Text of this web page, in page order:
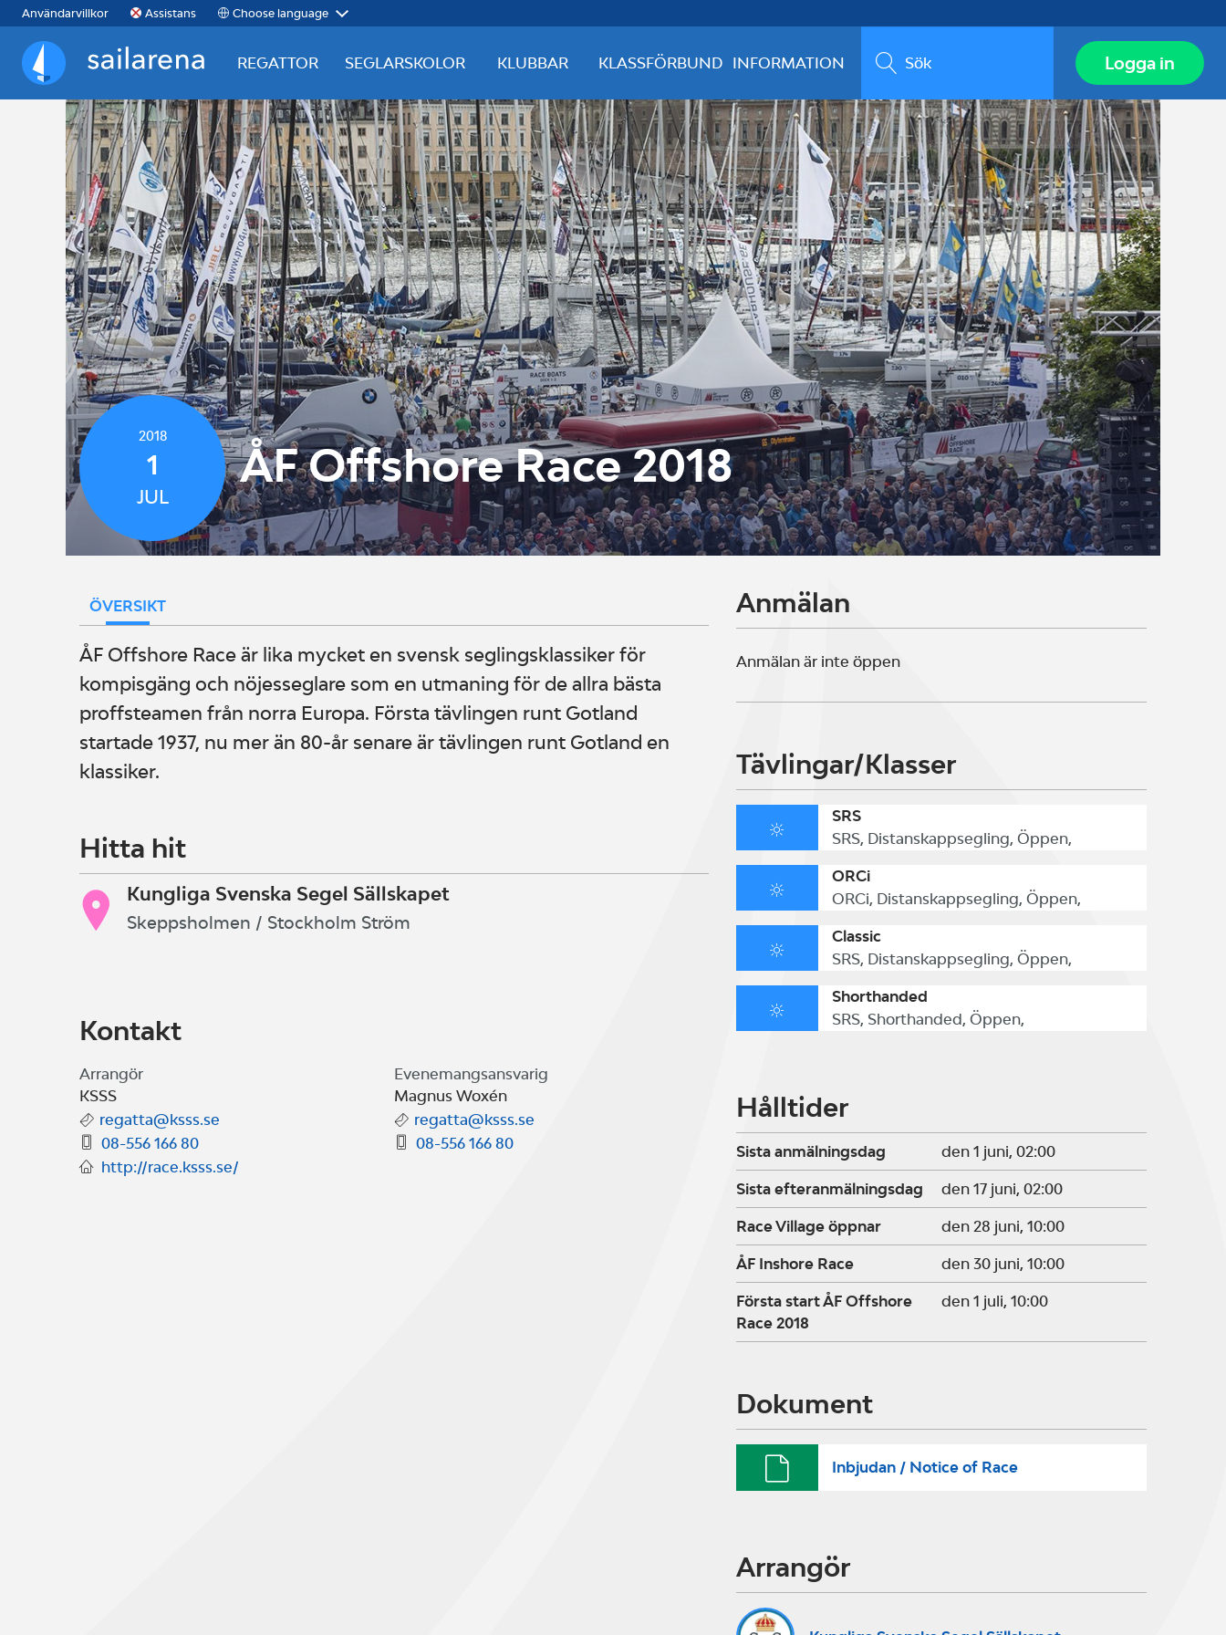
Användarvillkor Assistans Choose language
Sailarena
REGATTOR SEGLARSKOLOR KLUBBAR KLASSFÖRBUND INFORMATION Sök Logga in
2018
1
JUL
ÅF Offshore Race 2018
ÖVERSIKT
ÅF Offshore Race är lika mycket en svensk seglingsklassiker för
kompisgäng och nöjesseglare som en utmaning för de allra bästa
proffsteamen från norra Europa. Första tävlingen runt Gotland
startade 1937, nu mer än 80-år senare är tävlingen runt Gotland en
klassiker.
Hitta hit
Kungliga Svenska Segel Sällskapet
Skeppsholmen / Stockholm Ström
Kontakt
Arrangör
KSSS
regatta@ksss.se
08-556 166 80
http://race.ksss.se/
Evenemangsansvarig
Magnus Woxén
regatta@ksss.se
08-556 166 80
Anmälan
Anmälan är inte öppen
Tävlingar/Klasser
SRS
SRS, Distanskappsegling, Öppen,
ORCi
ORCi, Distanskappsegling, Öppen,
Classic
SRS, Distanskappsegling, Öppen,
Shorthanded
SRS, Shorthanded, Öppen,
Hålltider
Sista anmälningsdag den 1 juni, 02:00
Sista efteranmälningsdag den 17 juni, 02:00
Race Village öppnar den 28 juni, 10:00
ÅF Inshore Race den 30 juni, 10:00
Första start ÅF Offshore
Race 2018
den 1 juli, 10:00
Dokument
Inbjudan / Notice of Race
Arrangör